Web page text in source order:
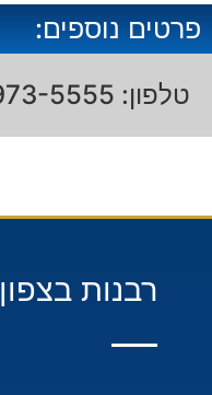
פרטים נוספים:
טלפון: 09-973-5555
רבנות בצפון